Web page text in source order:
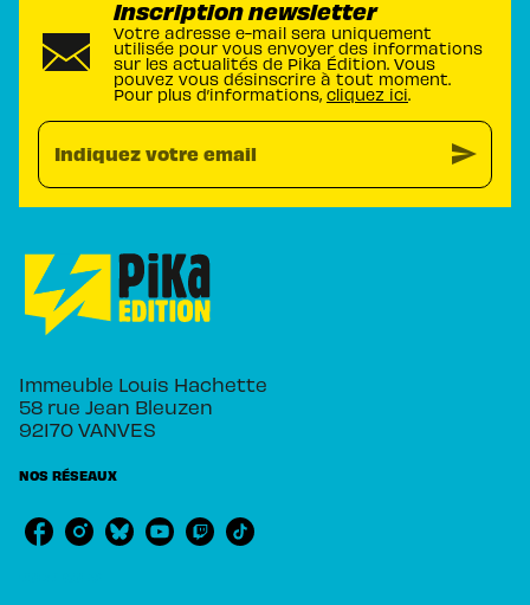
Inscription newsletter
Votre adresse e-mail sera uniquement
utilisée pour vous envoyer des informations
sur les actualités de Pika Édition. Vous
pouvez vous désinscrire à tout moment.
Pour plus d’informations, cliquez ici.
Indiquez votre email send
Immeuble Louis Hachette
58 rue Jean Bleuzen
92170 VANVES
NOS RÉSEAUX